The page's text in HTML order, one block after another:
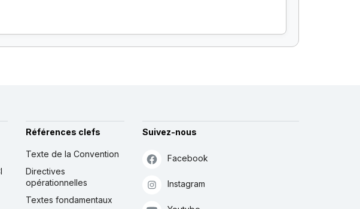
Références clefs
Texte de la Convention
Directives
opérationnelles
Textes fondamentaux
Suivez-nous
Facebook
Instagram